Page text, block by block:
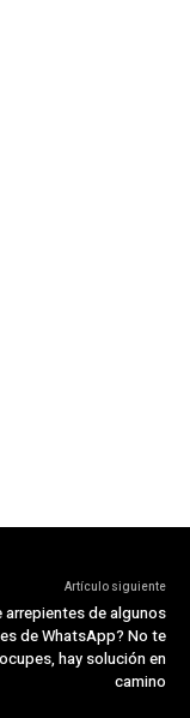
Artículo siguiente
arrepientes de algunos
de WhatsApp? No te
hay solución en
camino